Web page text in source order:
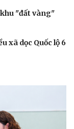
thời sự
tâm hồn
"đất vàng"
xã dọc Quốc lộ 6